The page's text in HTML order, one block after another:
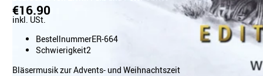
€16.90
inkl. USt.
BestellnummerER-664
Schwierigkeit2
Bläsermusik zur Advents- und Weihnachtszeit